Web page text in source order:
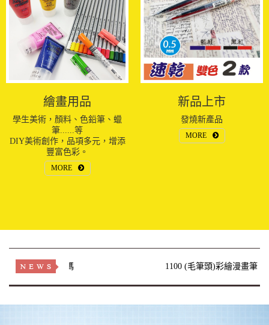
繪畫用品
學生美術，顏料、色鉛筆、蠟
筆......等
DIY美術創作，品項多元，增添
豐富色彩。
MORE
新品上市
發燒新產品
MORE
克筆 120色 色碼 1100 (毛筆頭)彩繪漫畫筆 色
2017-04-12